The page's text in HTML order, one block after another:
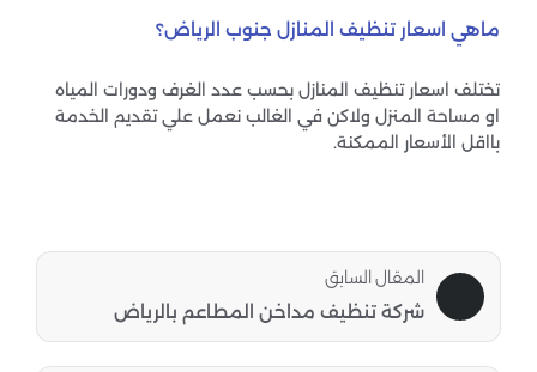
ماهي اسعار تنظيف المنازل جنوب الرياض؟
تختلف اسعار تنظيف المنازل بحسب عدد الغرف ودورات المياه
او مساحة المنزل ولاكن في الغالب نعمل علي تقديم الخدمة
بااقل الأسعار الممكنة.
المقال السابق
شركة تنظيف مداخن المطاعم بالرياض